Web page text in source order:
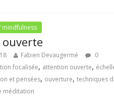
mindfulness
Fabien Devaugermé
0
focalisée, attention ouverte,
et pensées, ouverture, techniques
méditation